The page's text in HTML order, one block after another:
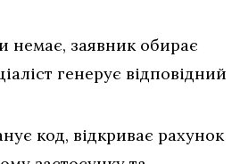
немає, заявник обирає
генерує відповідний
код, відкриває рахунок